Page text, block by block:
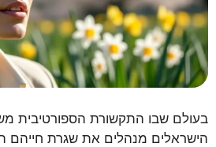
בעולם שבו התקשורת הספורטיבית
הישראלים מנהלים את שגרת חייהם